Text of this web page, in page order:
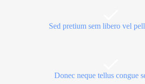
Sed pretium sem libero vel
Donec neque tellus congue